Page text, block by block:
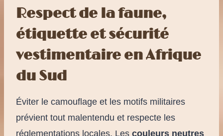
Respect de la faune,
étiquette et sécurité
vestimentaire en Afrique
du Sud
Éviter le camouflage et les motifs militaires
prévient tout malentendu et respecte les
réglementations locales. Les couleurs neutres